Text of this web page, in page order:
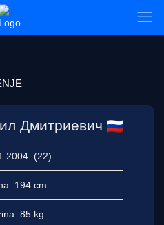
Дмитриевич
(22)
194 cm
85 kg